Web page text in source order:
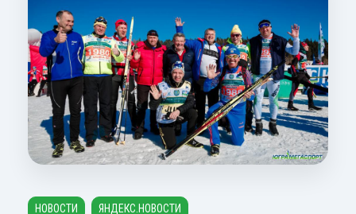
НОВОСТИ ЯНДЕКС.НОВОСТИ